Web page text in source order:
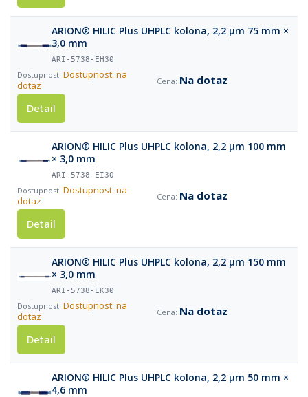
ARION® HILIC Plus UHPLC kolona, 2,2 µm 75 mm ×
3,0 mm
ARI-5738-EH30
Dostupnost: na
dotaz
Na dotaz
Detail
ARION® HILIC Plus UHPLC kolona, 2,2 µm 100 mm
× 3,0 mm
ARI-5738-EI30
Dostupnost: na
dotaz
Na dotaz
Detail
ARION® HILIC Plus UHPLC kolona, 2,2 µm 150 mm
× 3,0 mm
ARI-5738-EK30
Dostupnost: na
dotaz
Na dotaz
Detail
ARION® HILIC Plus UHPLC kolona, 2,2 µm 50 mm ×
4,6 mm